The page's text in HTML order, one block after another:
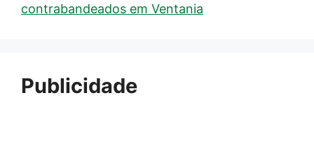
contrabandeados em Ventania
Publicidade